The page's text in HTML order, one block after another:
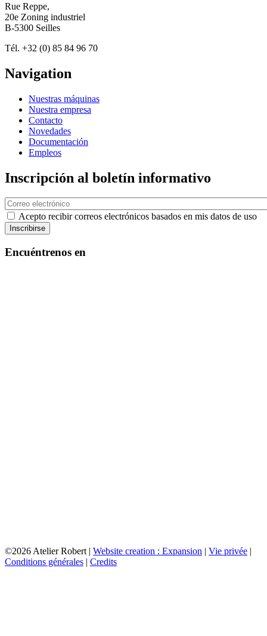
Rue Reppe,
20e Zoning industriel
B-5300 Seilles
Tél. +32 (0) 85 84 96 70
Navigation
Nuestras máquinas
Nuestra empresa
Contacto
Novedades
Documentación
Empleos
Inscripción al boletín informativo
Correo
electrónico
Acepto recibir correos electrónicos basados en mis datos de uso
Encuéntrenos en
©2026 Atelier Robert | Website creation : Expansion | Vie privée |
Conditions générales | Credits